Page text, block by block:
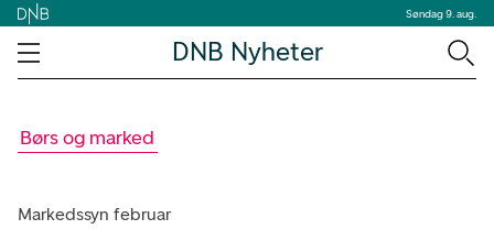
Søndag 9. aug.
DNB Nyheter
Børs og marked
Markedssyn februar